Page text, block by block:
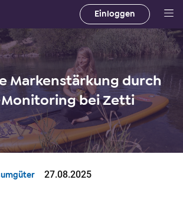
Einloggen
Markenstärkung durch
bei Zetti
27.08.2025